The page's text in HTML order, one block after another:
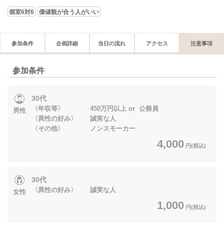
個室6対6 価値観が合う人がいい
参加条件 企画詳細 当日の流れ アクセス 注意事項
参加条件
男性
30代
〈年収等〉 450万円以上 or 公務員
〈異性の好み〉 誠実な人
〈その他〉 ノンスモーカー
4,000 円(税込)
女性
30代
〈異性の好み〉 誠実な人
1,000 円(税込)